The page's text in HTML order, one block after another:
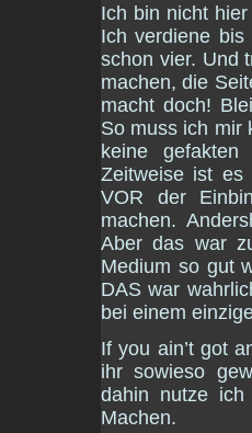
Ich bin nicht
Ich verdiene
schon vier. Und
machen, die
macht doch!
So muss ich mir
keine gefakten
Zeitweise ist es
VOR der
machen.
Aber das war
Medium so gut
DAS war
bei einem
If you ain’t got
ihr sowieso
dahin nutze
Machen.